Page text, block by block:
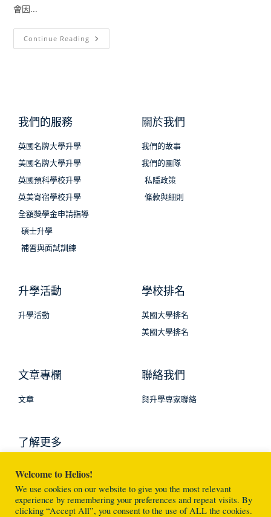
會因...
Continue Reading
我們的服務
英國名牌大學升學
美國名牌大學升學
英國預科學校升學
英美寄宿學校升學
全額獎學金申請指導
碩士升學
補習與面試訓練
關於我們
我們的故事
我們的團隊
私隱政策
條款與細則
升學活動
升學活動
學校排名
英國大學排名
美國大學排名
文章專欄
文章
聯絡我們
與升學專家聯絡
了解更多
Welcome to Helios!
We use cookies on our website to give you the most relevant
experience by remembering your preferences and repeat visits. By
clicking “Accept All”, you consent to the use of ALL the cookies.